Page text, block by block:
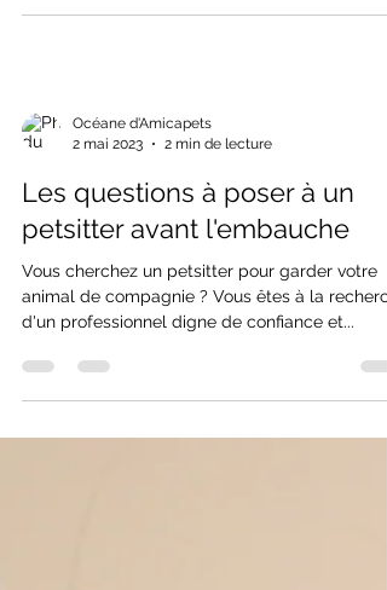
2 mai 2023
2 min de lecture
Les questions à poser à un
petsitter avant l'embauche
Vous cherchez un petsitter pour garder votre
d'un professionnel digne de confiance et...